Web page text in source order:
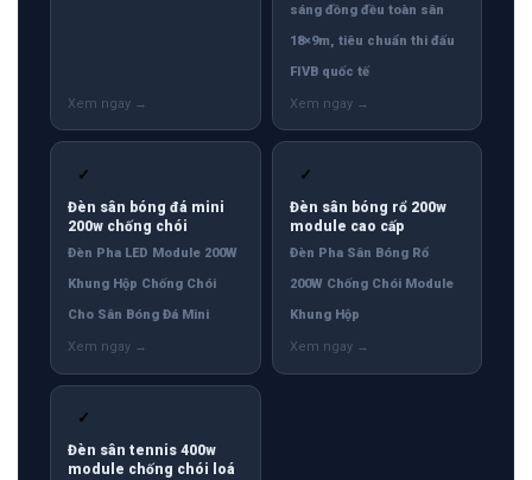
sáng đồng đều toàn sân
18×9m, tiêu chuẩn thi đấu
FIVB quốc tế
✓
Đèn sân bóng đá mini
200w chống chói
Đèn Pha LED Module 200W
Khung Hộp Chống Chói
Cho Sân Bóng Đá Mini
✓
Đèn sân bóng rổ 200w
module cao cấp
Đèn Pha Sân Bóng Rổ
200W Chống Chói Module
Khung Hộp
✓
Đèn sân tennis 400w
module chống chói loá